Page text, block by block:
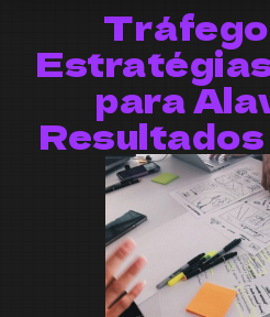
para